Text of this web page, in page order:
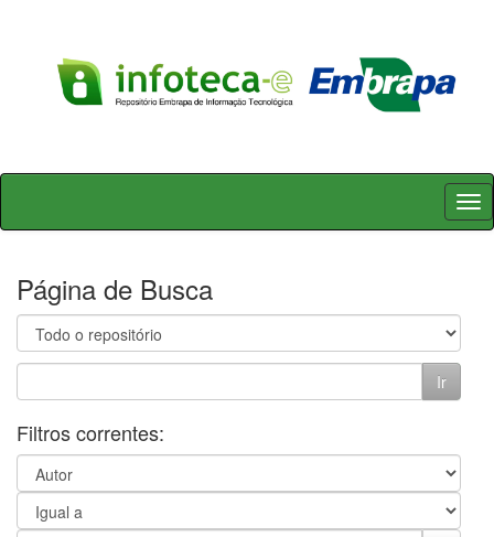
Skip
Página de Busca
Filtros correntes: